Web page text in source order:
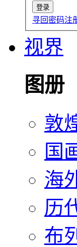
寻回密码注
视界
图册
敦
国
海
历
布